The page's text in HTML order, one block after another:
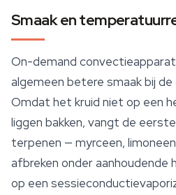
Smaak en
On-demand
algemeen betere smaak bij
Omdat het kruid niet op een
liggen bakken, vangt de
terpenen — myrceen,
afbreken onder aanhoudende
op een